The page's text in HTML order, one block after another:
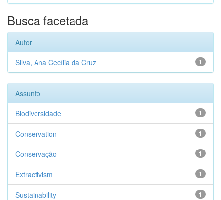
Busca facetada
Autor
1
Silva, Ana Cecília da Cruz
Assunto
1
Biodiversidade
1
Conservation
1
Conservação
1
Extractivism
1
Sustainability